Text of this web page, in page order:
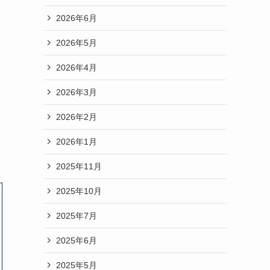
2026年6月
2026年5月
2026年4月
2026年3月
2026年2月
2026年1月
2025年11月
2025年10月
2025年7月
2025年6月
2025年5月